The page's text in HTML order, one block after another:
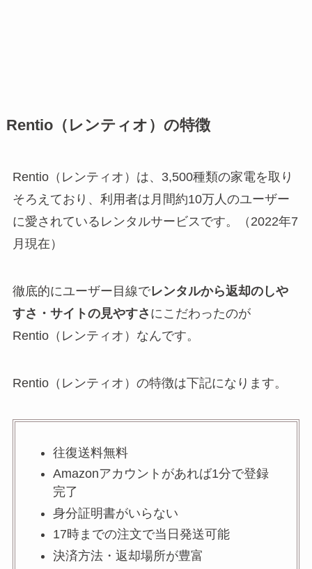
Rentio（レンティオ）の特徴
Rentio（レンティオ）は、3,500種類の家電を取り
そろえており、利用者は月間約10万人のユーザー
に愛されているレンタルサービスです。（2022年7
月現在）
徹底的にユーザー目線でレンタルから返却のしや
すさ・サイトの見やすさ にこだわったのが
Rentio（レンティオ）なんです。
Rentio（レンティオ）の特徴は下記になります。
往復送料無料
Amazonアカウントがあれば1分で登録
完了
身分証明書がいらない
17時までの注文で当日発送可能
決済方法・返却場所が豊富